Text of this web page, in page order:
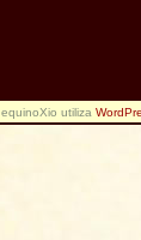
equinoXio utiliza